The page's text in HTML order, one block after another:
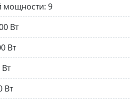
мощности: 9
Вт
Вт
Вт